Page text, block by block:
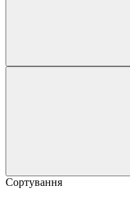
Сортування